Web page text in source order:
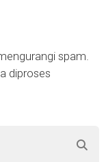
spam.
diproses